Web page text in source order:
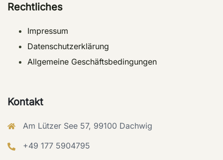
Rechtliches
Impressum
Datenschutzerklärung
Allgemeine Geschäftsbedingungen
Kontakt
Am Lützer See 57, 99100 Dachwig
+49 177 5904795